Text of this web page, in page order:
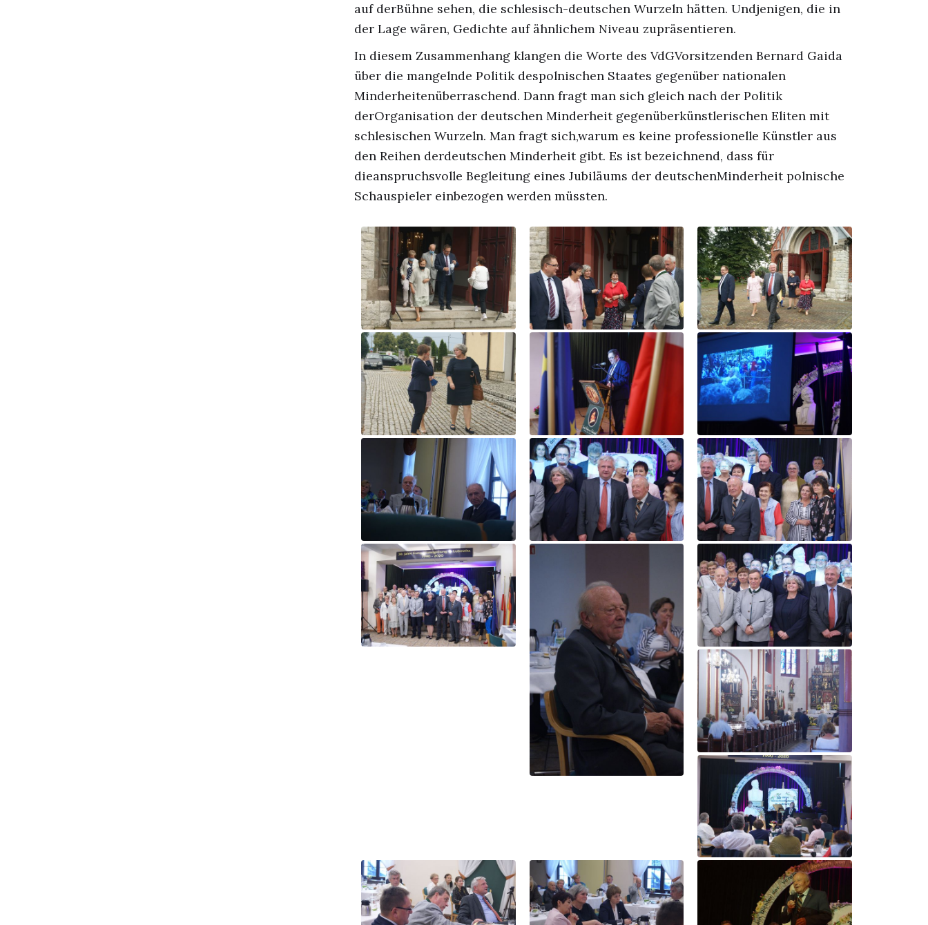
auf derBühne sehen, die schlesisch-deutschen Wurzeln hätten. Undjenigen, die in
der Lage wären, Gedichte auf ähnlichem Niveau zupräsentieren.
In diesem Zusammenhang klangen die Worte des VdGVorsitzenden Bernard Gaida
über die mangelnde Politik despolnischen Staates gegenüber nationalen
Minderheitenüberraschend. Dann fragt man sich gleich nach der Politik
derOrganisation der deutschen Minderheit gegenüberkünstlerischen Eliten mit
schlesischen Wurzeln. Man fragt sich,warum es keine professionelle Künstler aus
den Reihen derdeutschen Minderheit gibt. Es ist bezeichnend, dass für
dieanspruchsvolle Begleitung eines Jubiläums der deutschenMinderheit polnische
Schauspieler einbezogen werden müssten.